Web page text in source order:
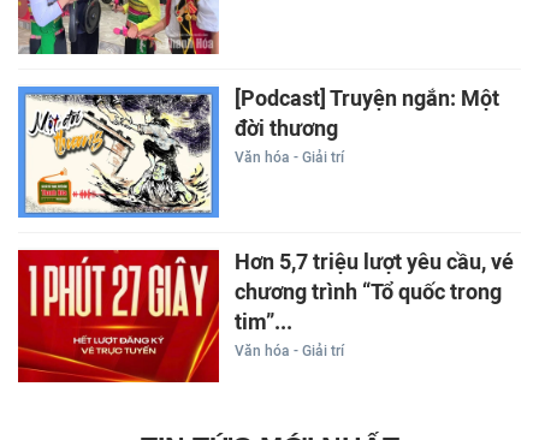
[Podcast] Truyện ngắn: Một
đời thương
Văn hóa - Giải trí
Hơn 5,7 triệu lượt yêu cầu, vé
chương trình “Tổ quốc trong
tim”...
Văn hóa - Giải trí